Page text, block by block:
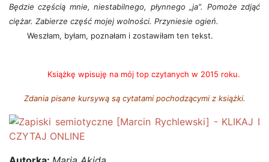
Będzie częścią mnie, niestabilnego, płynnego „ja”. Pomoże zdjąć
ciężar. Zabierze część mojej wolności. Przyniesie ogień.
Weszłam, byłam, poznałam i zostawiłam ten tekst.
Książkę wpisuję na mój top czytanych w 2015 roku.
Zdania pisane kursywą są cytatami pochodzącymi z książki.